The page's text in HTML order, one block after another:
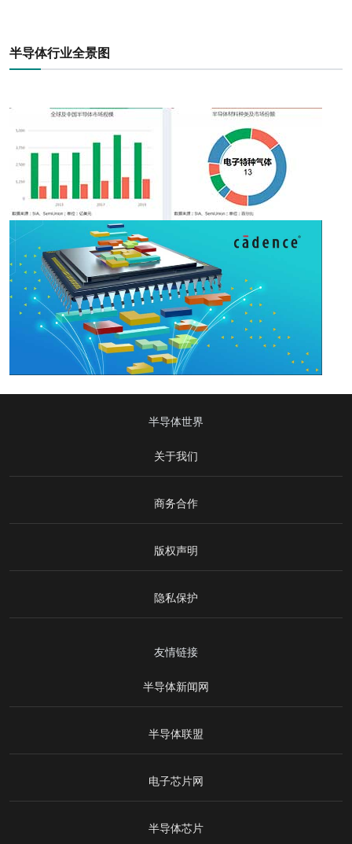
半导体行业全景图
半导体世界
关于我们
商务合作
版权声明
隐私保护
友情链接
半导体新闻网
半导体联盟
电子芯片网
半导体芯片